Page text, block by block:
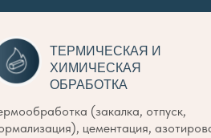
ТЕРМИЧЕСКАЯ И
ХИМИЧЕСКАЯ
ОБРАБОТКА
(закалка, отпуск,
цементация,